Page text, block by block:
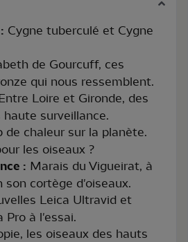
Cygne tuberculé et Cygne
de Gourcuff, ces
qui nous ressemblent.
Loire et Gironde, des
haute surveillance.
de chaleur sur la planète.
les oiseaux ?
: Marais du Vigueirat, à
son cortège d'oiseaux.
Leica Ultravid et
Pro à l'essai.
les oiseaux des hauts